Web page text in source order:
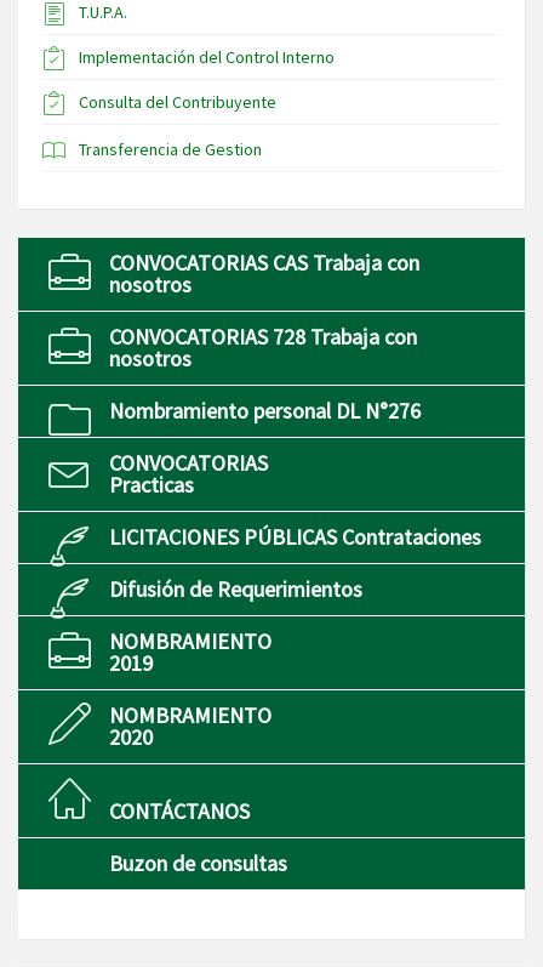
T.U.P.A.
Implementación del Control Interno
Consulta del Contribuyente
Transferencia de Gestion
CONVOCATORIAS CAS Trabaja con
nosotros
CONVOCATORIAS 728 Trabaja con
nosotros
Nombramiento personal DL N°276
CONVOCATORIAS
Practicas
LICITACIONES PÚBLICAS Contrataciones
Difusión de Requerimientos
NOMBRAMIENTO
2019
NOMBRAMIENTO
2020
CONTÁCTANOS
Buzon de consultas